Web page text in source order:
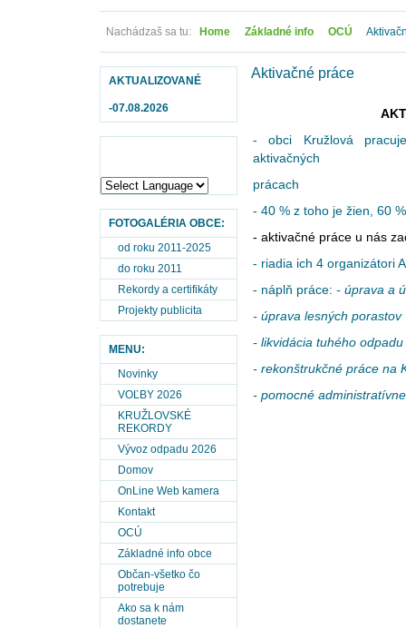
Nachádzaš sa tu: Home Základné info OCÚ
AKTUALIZOVANÉ
-07.08.2026
FOTOGALÉRIA OBCE:
od roku 2011-2025
do roku 2011
Rekordy a certifikáty
Projekty publicita
MENU:
Novinky
VOĽBY 2026
KRUŽLOVSKÉ
REKORDY
Vývoz odpadu 2026
Domov
OnLine Web kamera
Kontakt
OCÚ
Základné info obce
Občan-všetko čo
potrebuje
Ako sa k nám
dostanete
Aktivačné práce
- obci Kružlová
aktivačných
prácach
- 40 % z toho je žien, 60
- aktivačné práce u nás
- riadia ich 4 organizátori
- náplň práce: - úprava a
- úprava lesných porastov
- likvidácia tuhého odpadu
- rekonštrukčné práce na
- pomocné